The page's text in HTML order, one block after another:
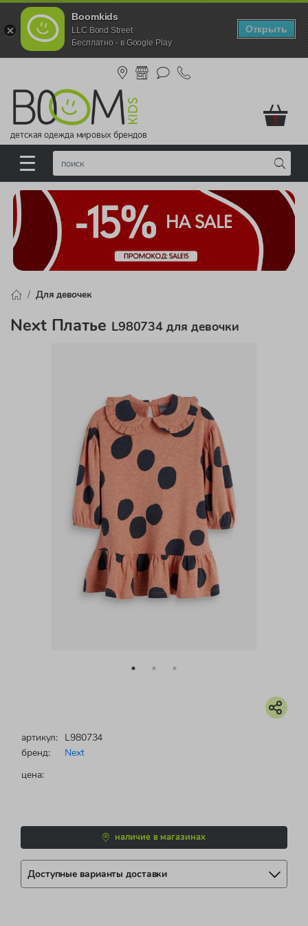
Boomkids
LLC Bond Street
Бесплатно - в Google Play
Открыть
детская одежда мировых брендов
!
Для девочек
Next Платье L980734 для девочки
артикул: L980734
бренд:
Next
цена:
наличие в магазинах
Доступные варианты доставки